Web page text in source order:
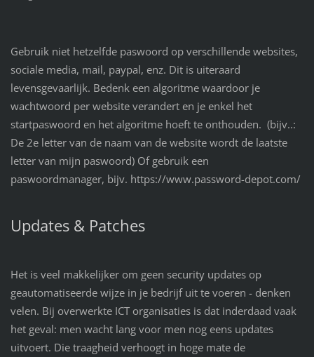
Gebruik niet hetzelfde paswoord op verschillende websites,
sociale media, mail, paypal, enz. Dit is uiteraard
levensgevaarlijk. Bedenk een algoritme waardoor je
wachtwoord per website verandert en je enkel het
startpaswoord en het algoritme hoeft te onthouden. (bijv..:
De 2e letter van de naam van de website wordt de laatste
letter van mijn paswoord) Of gebruik een
paswoordmanager, bijv. https://www.password-depot.com/
Updates & Patches
Het is veel makkelijker om geen security updates op
geautomatiseerde wijze in je bedrijf uit te voeren - denken
velen. Bij overwerkte ICT organisaties is dat inderdaad vaak
het geval: men wacht lang voor men nog eens updates
uitvoert. Die traagheid verhoogt in hoge mate de